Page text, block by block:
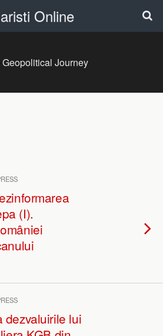
Online
Geopolitical Journey
(I).
dezvaluirile lui